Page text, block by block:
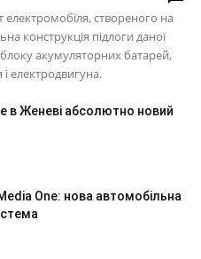
створеного на
конструкція підлоги даної
акумуляторних батарей,
електродвигуна.
в Женеві абсолютно новий
One: нова автомобільна